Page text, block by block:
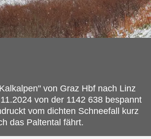
von Graz Hbf nach Linz
11.2024 von der 1142 638 bespannt
vom dichten Schneefall kurz
das Paltental fährt.